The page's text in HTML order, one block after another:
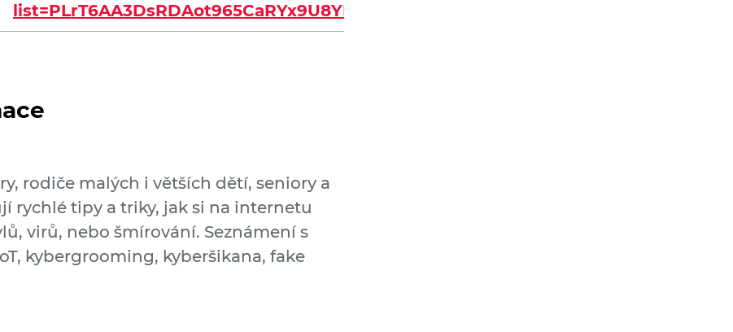
list=PLrT6AA3DsRDAot965CaRYx9U8YKtpECnr
rodiče malých i větších dětí, seniory a
rychlé tipy a triky, jak si na internetu
virů, nebo šmírování. Seznámení s
kybergrooming, kyberšikana, fake